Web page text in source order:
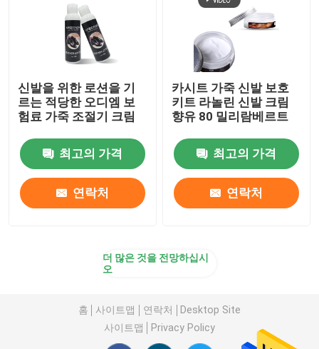
신발을 위한 로션을 기
르는 적당한 오디엠 보
험료 가죽 조절기 크림
최고의 가격
연락처
카시트 가죽 신발 보호
키트 라놀린 신발 크림
향유 80 밀리람베르트
최고의 가격
연락처
더 많은 것을 전망하십시
오
홈 사이트맵 연락처
Desktop Site
사이트맵
Privacy Policy